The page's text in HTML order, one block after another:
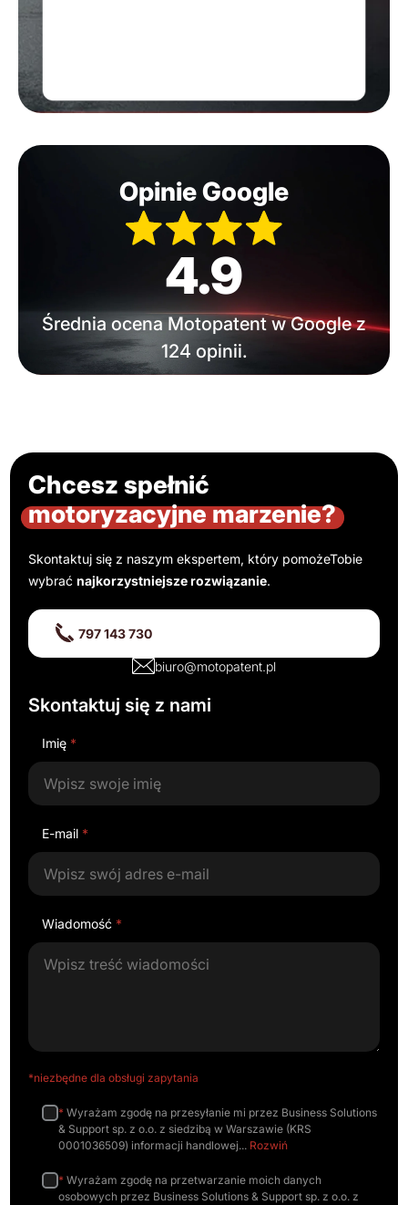
Opinie Google
4.9
Średnia ocena Motopatent w Google z
124 opinii.
Chcesz spełnić
motoryzacyjne marzenie?
Skontaktuj się z naszym ekspertem, który pomożeTobie
wybraćnajkorzystniejsze rozwiązanie.
797 143 730
biuro@motopatent.pl
Skontaktuj się z nami
Imię *
E-mail *
Wiadomość *
*niezbędne dla obsługi zapytania
* Wyrażam zgodę na przesyłanie mi przez Business Solutions
& Support sp. z o.o. z siedzibą w Warszawie (KRS
0001036509) informacji handlowej
Rozwiń
* Wyrażam zgodę na przetwarzanie moich danych
osobowych przez Business Solutions & Support sp. z o.o. z